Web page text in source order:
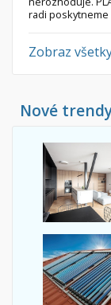
radi
Zobraz
Nové